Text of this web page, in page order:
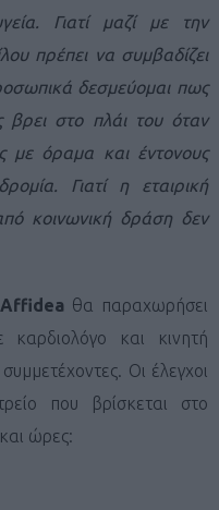
Γιατί μαζί με την
πρέπει να συμβαδίζει
δεσμεύομαι πως
στο πλάι του όταν
με όραμα και έντονους
Γιατί η εταιρική
κοινωνική δράση δεν
Affidea θα παραχωρήσει
καρδιολόγο και κινητή
Οι έλεγχοι
που βρίσκεται στο
ώρες: